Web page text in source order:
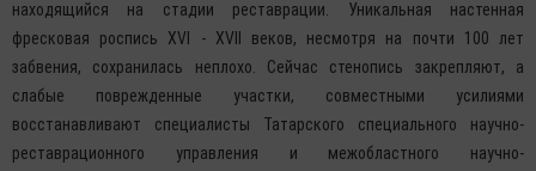
находящийся на стадии реставрации. Уникальная настенная
фресковая роспись XVI - XVII веков, несмотря на почти 100 лет
забвения, сохранилась неплохо. Сейчас стенопись закрепляют, а
слабые поврежденные участки, совместными усилиями
восстанавливают специалисты Татарского специального научно-
реставрационного управления и межобластного научно-